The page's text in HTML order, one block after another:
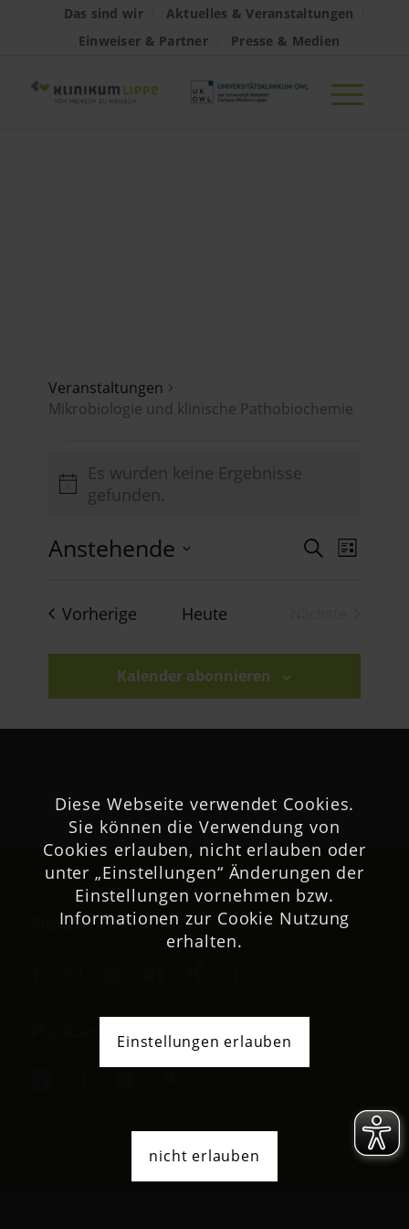
Das sind wir
Aktuelles & Veranstaltungen
Einweiser & Partner
Presse & Medien
Veranstaltungen
Mikrobiologie und klinische Pathobiochemie
Veranstaltungen
Hinweis
Es wurden keine Ergebnisse
gefunden.
SucheListe
Anstehende
wählen.
Vorherige Veranstaltungen
Heute
Kalender abonnieren
Netzwerk
Diese Webseite verwendet Cookies.
Sie können die Verwendung von
Cookies erlauben, nicht erlauben oder
unter „Einstellungen“ Änderungen der
Einstellungen vornehmen bzw.
Informationen zur Cookie Nutzung
erhalten.
Einstellungen erlauben
nicht erlauben